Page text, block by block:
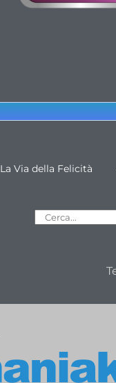
La Via della Felicità